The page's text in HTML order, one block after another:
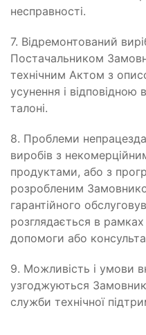
несправності.
7. Відремонтований
Постачальником
технічним Актом з
усунення і відповідною
талоні.
8. Проблеми
виробів з
продуктами, або з
розробленим
гарантійного
розглядається в рамках
допомоги або
9. Можливість і умови
узгоджуються
служби технічної